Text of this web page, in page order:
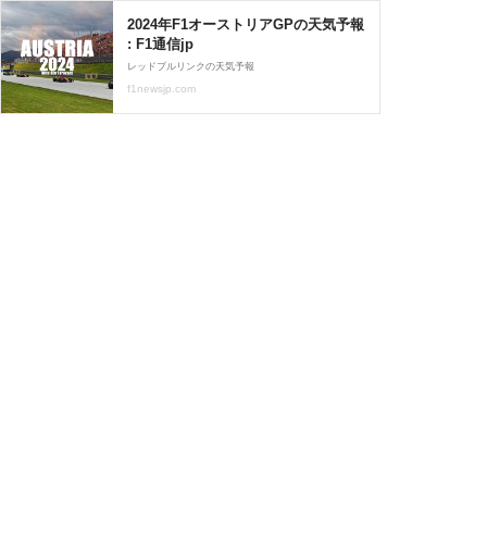
2024年F1オーストリアGPの天気予報
: F1通信jp
レッドブルリンクの天気予報
f1newsjp.com